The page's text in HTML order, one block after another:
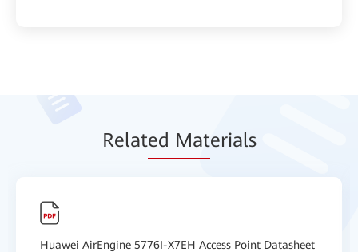
Related Materials
Huawei AirEngine 5776I-X7EH Access Point Datasheet